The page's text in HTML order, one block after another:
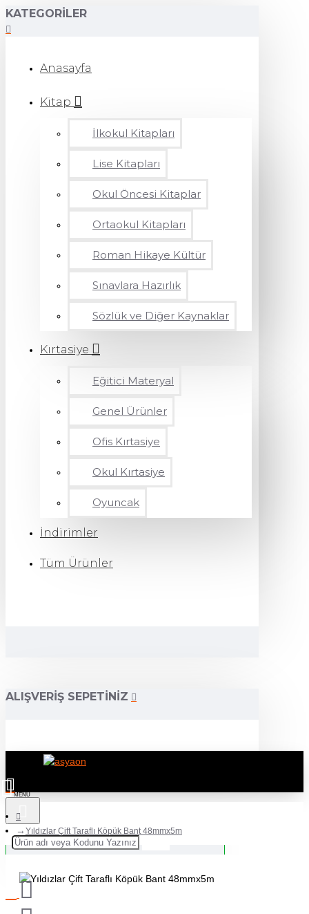
KATEGORILER
Anasayfa
Kitap
İlkokul Kitapları
Lise Kitapları
Okul Öncesi Kitaplar
Ortaokul Kitapları
Roman Hikaye Kültür
Sınavlara Hazırlık
Sözlük ve Diğer Kaynaklar
Kırtasiye
Eğitici Materyal
Genel Ürünler
Ofis Kırtasiye
Okul Kırtasiye
Oyuncak
İndirimler
Tüm Ürünler
ALIŞVERIŞ SEPETINIZ
Yıldızlar Çift Taraflı Köpük Bant 48mmx5m